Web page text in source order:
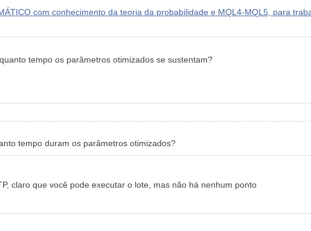
com conhecimento da teoria da probabilidade e MQL4-MQL5, para
tempo os parâmetros otimizados se sustentam?
tempo duram os parâmetros otimizados?
claro que você pode executar o lote, mas não há nenhum ponto